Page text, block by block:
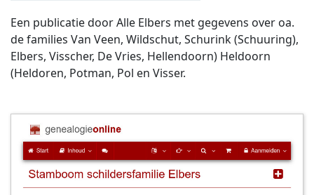
Een publicatie door Alle Elbers met gegevens over oa.
de families Van Veen, Wildschut, Schurink (Schuuring),
Elbers, Visscher, De Vries, Hellendoorn) Heldoorn
(Heldoren, Potman, Pol en Visser.